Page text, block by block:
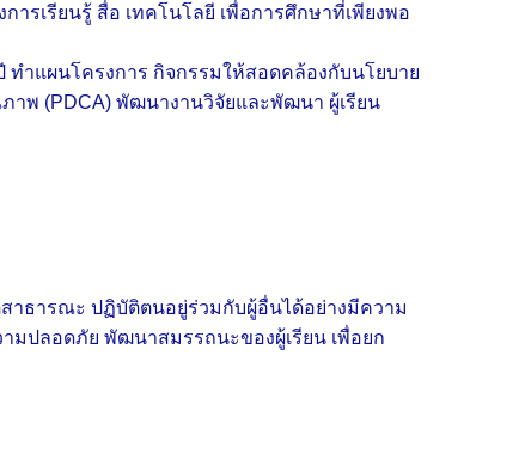
รเรียนรู้ สื่อ เทคโนโลยี เพื่อการศึกษาที่เพียงพอ
แผนโครงการ กิจกรรมให้สอดคล้องกับนโยบาย
าพ (PDCA) พัฒนางานวิจัยและพัฒนา ผู้เรียน
าธารณะ ปฏิบัติตนอยู่ร่วมกับผู้อื่นได้อย่างมีความ
มปลอดภัย พัฒนาสมรรถนะของผู้เรียน เพื่อยก